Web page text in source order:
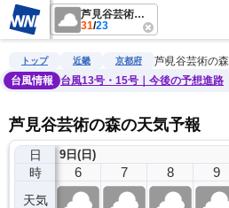
芦見谷芸術の森
31/23
雨雲レーダー 台風情報 地震情報
トップ 近畿 京都府
芦見谷芸術の森
台風情報
台風13号・15号｜今後の予想進路
芦見谷芸術の森の天気予報
日
時
天気
9日(日)
5 6 7 8 9